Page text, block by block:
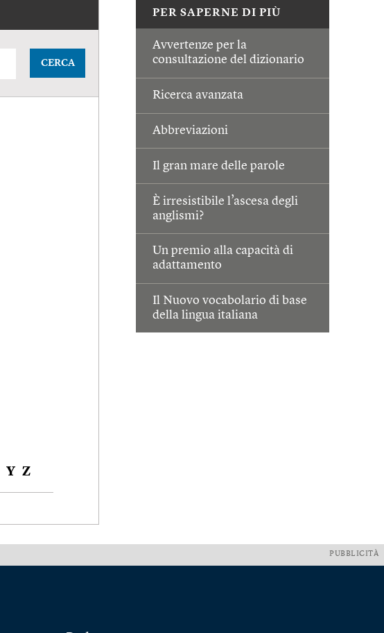
PER SAPERNE DI PIÙ
Avvertenze per la
consultazione del dizionario
Ricerca avanzata
Abbreviazioni
Il gran mare delle parole
È irresistibile l’ascesa degli
anglismi?
Un premio alla capacità di
adattamento
Il Nuovo vocabolario di base
della lingua italiana
CERCA
Y Z
PUBBLICITÀ